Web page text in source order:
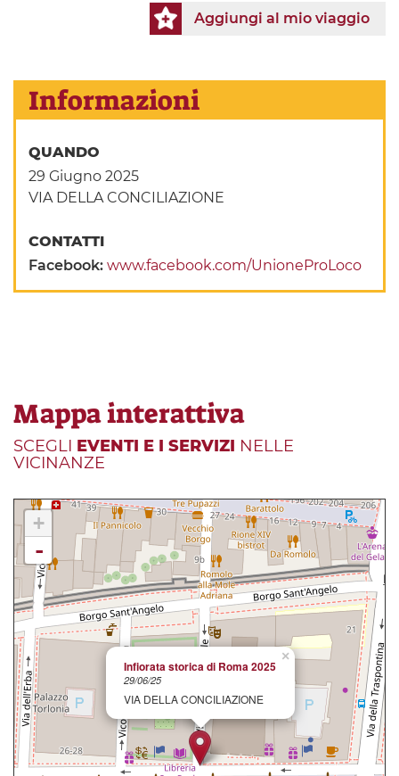
Aggiungi al mio viaggio
Informazioni
QUANDO
29 Giugno 2025
VIA DELLA CONCILIAZIONE
CONTATTI
Facebook:www.facebook.com/UnioneProLoco
Mappa interattiva
SCEGLI EVENTI E I SERVIZI NELLE
VICINANZE
×
Infiorata storica di Roma 2025
29/06/25
VIA DELLA CONCILIAZIONE
+
-